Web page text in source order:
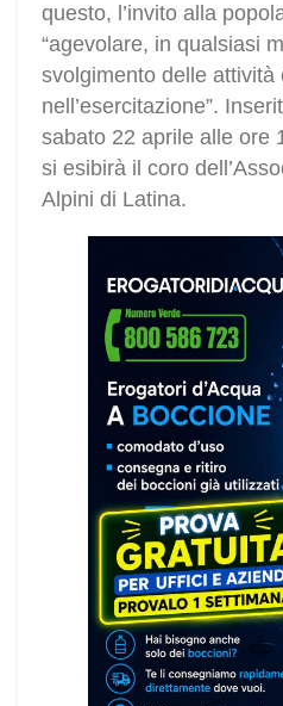
questo, l’invito alla
“agevolare, in qualsiasi
svolgimento delle attività
nell’esercitazione”.
sabato 22 aprile alle ore
si esibirà il coro
Alpini di Latina.